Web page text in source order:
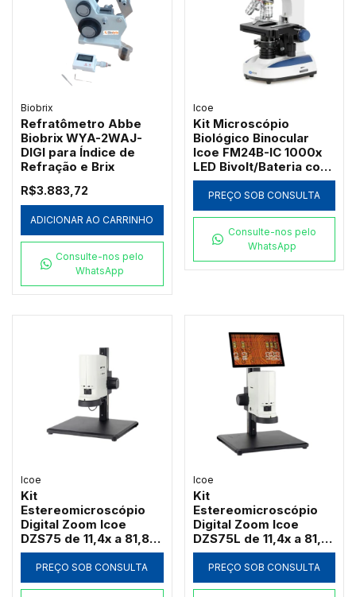
Biobrix
Refratômetro Abbe
Biobrix WYA-2WAJ-
DIGI para Índice de
Refração e Brix
R$3.883,72
ADICIONAR AO CARRINHO
Consulte-nos pelo
WhatsApp
Icoe
Kit Microscópio
Biológico Binocular
Icoe FM24B-IC 1000x
LED Bivolt/Bateria com
Ótica Acromática
PREÇO SOB CONSULTA
Consulte-nos pelo
WhatsApp
Icoe
Kit
Estereomicroscópio
Digital Zoom Icoe
DZS75 de 11,4x a 81,8x
Câmera 4MP Anel LED
HDMI Wi-Fi (Sem Tela)
PREÇO SOB CONSULTA
Icoe
Kit
Estereomicroscópio
Digital Zoom Icoe
DZS75L de 11,4x a 81,8x
Tela Touch 10" 4MP
Anel LED HDMI Wi-Fi
PREÇO SOB CONSULTA